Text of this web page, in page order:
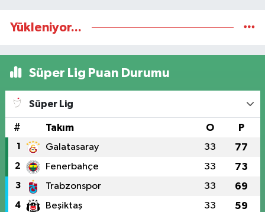
Yükleniyor...
Süper Lig Puan Durumu
Süper Lig
# Takım O P
1 Galatasaray 33 77
2 Fenerbahçe 33 73
3 Trabzonspor 33 69
4 Beşiktaş 33 59